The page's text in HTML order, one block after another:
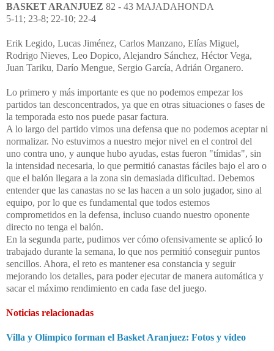
BASKET ARANJUEZ 82 - 43 MAJADAHONDA
5-11; 23-8; 22-10; 22-4
Erik Legido, Lucas Jiménez, Carlos Manzano, Elías Miguel,
Rodrigo Nieves, Leo Dopico, Alejandro Sánchez, Héctor Vega,
Juan Tariku, Darío Mengue, Sergio García, Adrián Organero.
Lo primero y más importante es que no podemos empezar los
partidos tan desconcentrados, ya que en otras situaciones o fases de
la temporada esto nos puede pasar factura.
A lo largo del partido vimos una defensa que no podemos aceptar ni
normalizar. No estuvimos a nuestro mejor nivel en el control del
uno contra uno, y aunque hubo ayudas, estas fueron "tímidas", sin
la intensidad necesaria, lo que permitió canastas fáciles bajo el aro o
que el balón llegara a la zona sin demasiada dificultad. Debemos
entender que las canastas no se las hacen a un solo jugador, sino al
equipo, por lo que es fundamental que todos estemos
comprometidos en la defensa, incluso cuando nuestro oponente
directo no tenga el balón.
En la segunda parte, pudimos ver cómo ofensivamente se aplicó lo
trabajado durante la semana, lo que nos permitió conseguir puntos
sencillos. Ahora, el reto es mantener esa constancia y seguir
mejorando los detalles, para poder ejecutar de manera automática y
sacar el máximo rendimiento en cada fase del juego.
Noticias relacionadas
Villa y Olímpico forman el Basket Aranjuez: Fotos y video